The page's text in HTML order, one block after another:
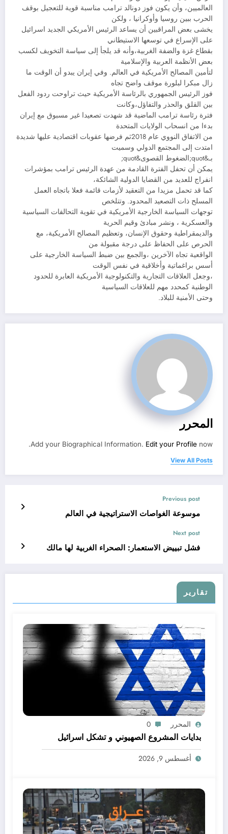
العالميين، وأن يكون فوز دونالد ترامب مناسبة قوية للتعجيل بوقف
الحرب ببين روسيا وأوكرانيا ، ولكن
يخشى بعض المراقبين أن يساعد الرئيس الأمريكي الجديد اسرائيل
على الإسراع في توسعها الاستيطاني
بقطاع غزة والضفة الغربية،وأنه قد يلجأ إلى سياسة التخويف لكسب
بعض الأنظمة العربية والإسلامية
لتأمين المصالح الأمريكية في العالم. وفي إيران يبدو أن الوقت ما
زال مبكرا لبلورة موقف واضح تجاه
فوز الرئيس الجمهوري بالرئاسة الأمريكية حيث تراوحت ردود الفعل
بين القلق والحذر والتفاؤل،وكانت
فترة رئاسة ترامب الماضية قد شهدت تصعيدا غير مسبوق مع إيران
بدءا من انسحاب الولايات المتحدة
من الاتفاق النووي عام 2018ثم فرضها عقوبات اقتصادية عليها شديدة
امتدت إلى المجتمع الدولي وسميت
بـ&quot;الضغوط القصوى&quot;
يمكن أن تحفل الفترة القادمة من عهدة الرئيس ترامب بمؤشرات
انفراج للعديد من القضايا الدولية الشائكة،
كما قد تحمل مزيدا من التعقيد لأزمات قائمة فعلا باتجاه العمل
المسلح ذات التصعيد المحدود. وتتلخص
توجهات السياسة الخارجية الأمريكية في تقوية التحالفات السياسية
والعسكرية ، ونشر مبادئ وقيم الحرية
والديمقراطية وحقوق الإنسان، وتعظيم المصالح الأمريكية، مع
الحرص على الحفاظ على درجة مقبولة من
الواقعية تجاه الآخرين ،والجمع بين ضبط السياسة الخارجية على
أسس براغماتية وأخلاقية في نفس الوقت
،وجعل العلاقات التجارية والتكنولوجية الأمريكية العابرة للحدود
الوطنية كمحدد مهم للعلاقات السياسية
وحتى الأمنية للبلاد.
المحرر
Add your Biographical Information. Edit your Profile now.
View All Posts
Previous post
موسوعة الغواصات الاستراتيجية في العالم
Next post
فشل تبييض الاستعمار: الصحراء الغربية لها مالك
تقارير
المحرر 0
بدايات المشروع الصهيوني و تشكل اسرائيل
أغسطس 9, 2026